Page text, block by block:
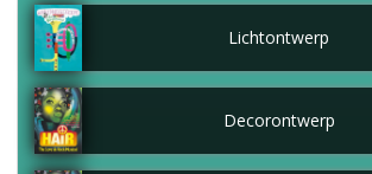
Lichtontwerp
Decorontwerp